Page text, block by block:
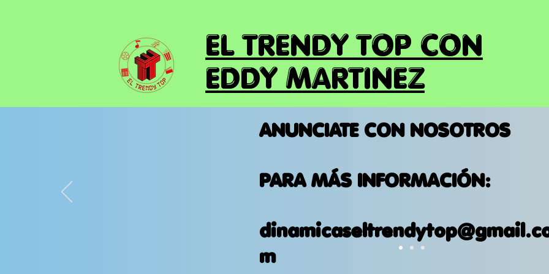
EL TRENDY TOP CON
EDDY MARTINEZ
ANUNCIATE CON NOSOTROS
PARA MÁS INFORMACIÓN:
m